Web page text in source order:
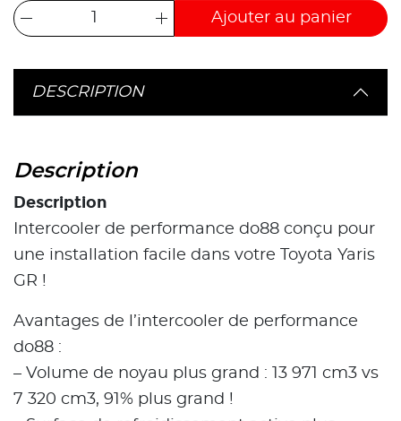
Ajouter au panier
DESCRIPTION
Description
Description
Intercooler de performance do88 conçu pour
une installation facile dans votre Toyota Yaris
GR !
Avantages de l’intercooler de performance
do88 :
– Volume de noyau plus grand : 13 971 cm3 vs
7 320 cm3, 91% plus grand !